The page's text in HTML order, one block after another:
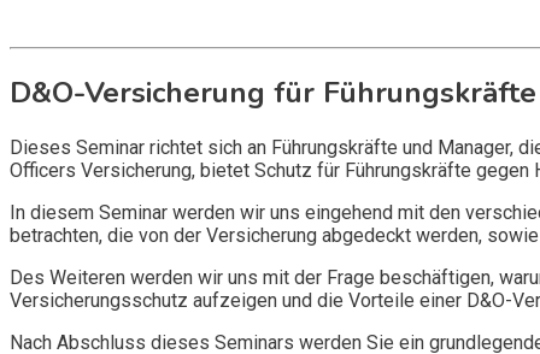
D&O-Versicherung für
Dieses Seminar richtet sich an Führungskräfte und Manager,
Officers Versicherung, bietet Schutz für Führungskräfte
In diesem Seminar werden wir uns eingehend mit den
betrachten, die von der Versicherung abgedeckt werden,
Des Weiteren werden wir uns mit der Frage beschäftigen,
Versicherungsschutz aufzeigen und die Vorteile einer D&O-
Nach Abschluss dieses Seminars werden Sie ein